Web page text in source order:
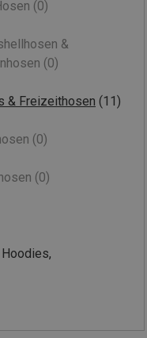
(0)
&
(0)
& Freizeithosen (11)
(0)
(0)